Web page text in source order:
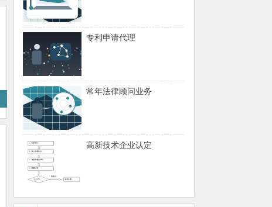
专利申请代理
常年法律顾问业务
高新技术企业认定